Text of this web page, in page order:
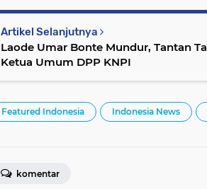
Artikel Selanjutnya
Laode Umar Bonte Mundur, Tantan
Ketua Umum DPP KNPI
Featured Indonesia Indonesia News
komentar